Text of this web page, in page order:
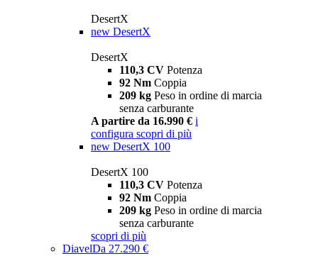
DesertX
new DesertX
DesertX
110,3 CV Potenza
92 Nm Coppia
209 kg Peso in ordine di marcia
senza carburante
A partire da 16.990 € i
configura scopri di più
new DesertX 100
DesertX 100
110,3 CV Potenza
92 Nm Coppia
209 kg Peso in ordine di marcia
senza carburante
scopri di più
DiavelDa 27.290 €